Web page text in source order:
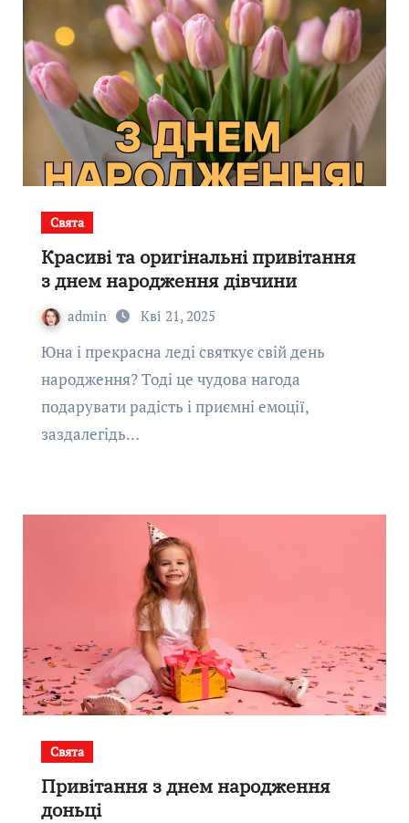
Свята
Красиві та оригінальні привітання
з днем ​​народження дівчини
admin Кві 21, 2025
Юна і прекрасна леді святкує свій день
народження? Тоді це чудова нагода
подарувати радість і приємні емоції,
заздалегідь…
Свята
Привітання з днем народження
доньці